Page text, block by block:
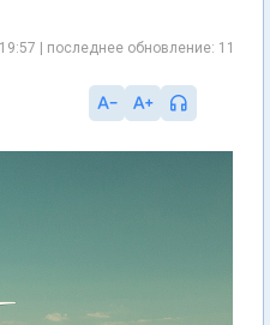
| последнее обновление: 11